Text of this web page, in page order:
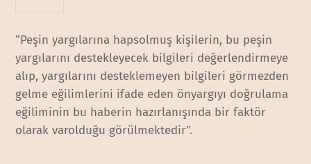
“Peşin yargılarına hapsolmuş kişilerin, bu peşin
yargılarını destekleyecek bilgileri değerlendirmeye
alıp, yargılarını desteklemeyen bilgileri görmezden
gelme eğilimlerini ifade eden önyargıyı doğrulama
eğiliminin bu haberin hazırlanışında bir faktör
olarak varolduğu görülmektedir”.